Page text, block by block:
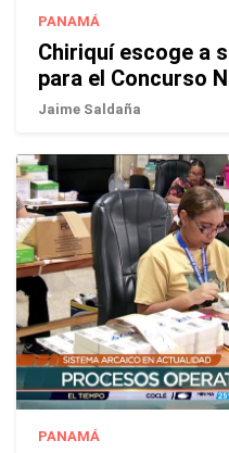
PANAMÁ
Chiriquí escoge a
para el Concurso
Jaime Saldaña
PANAMÁ